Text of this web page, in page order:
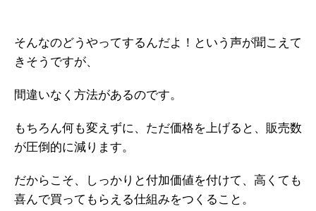
そんなのどうやってするんだよ！という声が聞こえて
きそうですが、
間違いなく方法があるのです。
もちろん何も変えずに、ただ価格を上げると、販売数
が圧倒的に減ります。
だからこそ、しっかりと付加価値を付けて、高くても
喜んで買ってもらえる仕組みをつくること。